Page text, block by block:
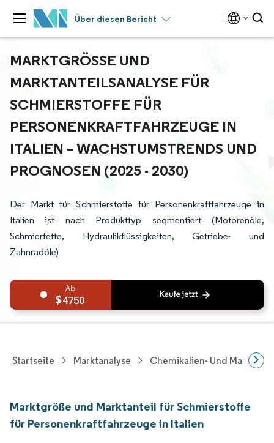
Über diesen Bericht
MARKTGRÖSSE UND M
ARKTANTEILSANALYSE FÜR S
CHMIERSTOFFE FÜR P
ERSONENKRAFTFAHRZEUGE IN I
TALIEN – WACHSTUMSTRENDS UND P
ROGNOSEN (2025 - 2030)
Der Markt für Schmierstoffe für Personenkraftfahrzeuge in
Italien ist nach Produkttyp segmentiert (Motorenöle,
Schmierfette, Hydraulikflüssigkeiten, Getriebe- und
Zahnradöle)
4750
Startseite Marktanalyse Chemikalien- Und
Marktgröße und Marktanteil für Schmierstoffe
für Personenkraftfahrzeuge in Italien